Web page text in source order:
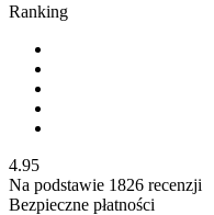
Ranking
4.95
Na podstawie 1826 recenzji
Bezpieczne płatności